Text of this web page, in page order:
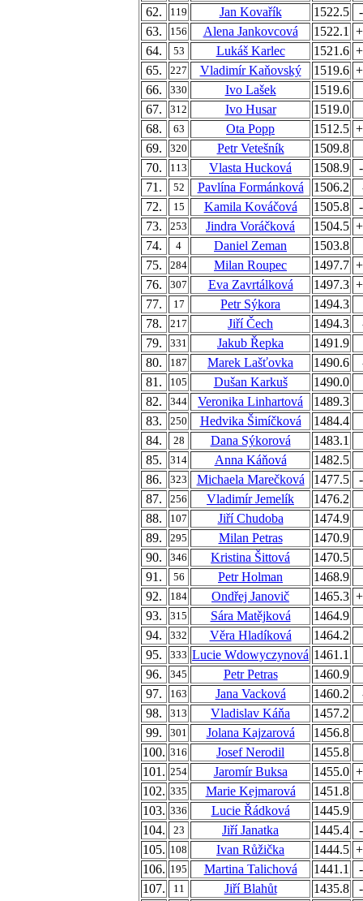
62.
119 Jan Kovařík 1522.5
63.
156 Alena Jankovcová 1522.1
64.
53 Lukáš Karlec 1521.6
65.
227 Vladimír Kaňovský 1519.6
66.
330 Ivo Lašek
1519.6
67.
312 Ivo Husar
1519.0
68.
63 Ota Popp 1512.5
69.
320 Petr Vetešník
1509.8
70.
113 Vlasta Hucková 1508.9
71.
52 Pavlína Formánková 1506.2
72.
15 Kamila Kováčová 1505.8
73.
253 Jindra Voráčková 1504.5
74.
4 Daniel Zeman
1503.8
75.
284 Milan Roupec 1497.7
76.
307 Eva Zavrtálková 1497.3
77.
17 Petr Sýkora
1494.3
78.
217 Jiří Čech 1494.3
79.
331 Jakub Řepka
1491.9
80.
187 Marek Lašťovka 1490.6
81.
105 Dušan Karkuš
1490.0
82.
344 Veronika Linhartová
1489.3
83.
250 Hedvika Šimíčková
1484.4
84.
28 Dana Sýkorová
1483.1
85.
314 Anna Káňová
1482.5
86.
323 Michaela Marečková 1477.5
87.
256 Vladimír Jemelík
1476.2
88.
107 Jiří Chudoba
1474.9
89.
295 Milan Petras
1470.9
90.
346 Kristina Šittová
1470.5
91.
56 Petr Holman
1468.9
92.
184 Ondřej Janovič 1465.3
93.
315 Sára Matějková
1464.9
94.
332 Věra Hladíková
1464.2
95.
333 Lucie Wdowyczynová 1461.1
96.
345 Petr Petras
1460.9
97.
163 Jana Vacková 1460.2
98.
313 Vladislav Káňa
1457.2
99.
301 Jolana Kajzarová
1456.8
100. 316 Josef Nerodil
1455.8
101. 254 Jaromír Buksa 1455.0
102. 335 Marie Kejmarová
1451.8
103. 336 Lucie Řádková
1445.9
104.
23 Jiří Janatka 1445.4
105. 108 Ivan Růžička 1444.5
106. 195 Martina Talichová 1441.1
107.
11 Jiří Blahůt 1435.8